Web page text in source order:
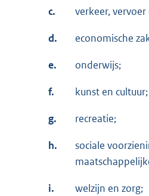
c. verkeer,
d. economische
e. onderwijs;
f. kunst en cultuur;
g. recreatie;
h.
sociale
i. welzijn en zorg;